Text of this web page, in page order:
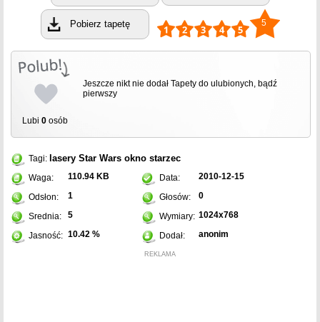
Pobierz tapetę 5
Lubi 0 osób
Jeszcze nikt nie dodał Tapety do ulubionych, bądź
pierwszy
Tagi: lasery Star Wars okno starzec
Waga: 110.94 KB Data: 2010-12-15
Odsłon: 1 Głosów: 0
Srednia: 5 Wymiary: 1024x768
Jasność: 10.42 % Dodał: anonim
REKLAMA